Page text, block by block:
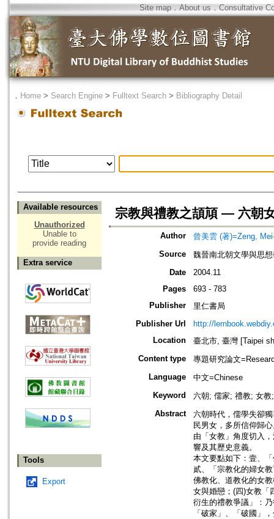
Site map．About us ． Consultative
． Home > Search Engine > Fulltext Search > Bibliography Detail
Available resources
Unauthorized
Unable to
provide reading
Extra service
Tools
Export
宗教與禮教之頡頏 — 六朝
Author
曾美雲 (著)=Zeng,
Source
魏晉南北朝文學與思
Date
2004.11
Pages
693 - 783
Publisher
里仁書局
Publisher Url
http://
Location
臺北市, 臺灣 [Taipei
Content type
專題研究論文
Language
中文=Chinese
Keyword
六朝; 儒家; 禮教; 女
Abstract
六朝時代，儒學失卻
民男女，多所信仰歸
由「女教」角度切入
響及其歷史意義。
本文要點如下：壹、
貳、「宗教化的婦女
佛教化、道教化的女
女與婚戀；(四)女教「
衍生的禮教爭議」：
「破家」、「破國」